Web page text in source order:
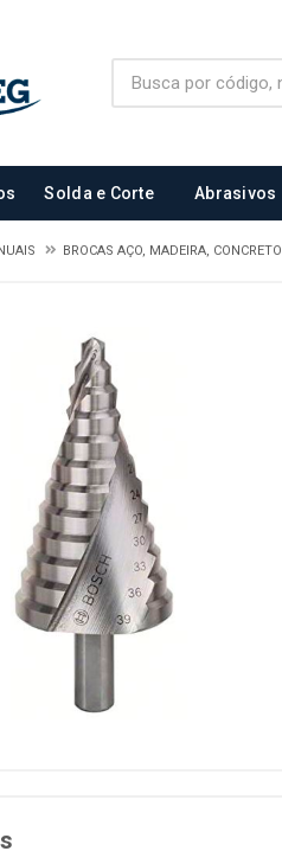
Solda e Corte Abrasivos
BROCAS AÇO, MADEIRA, CONCRETO